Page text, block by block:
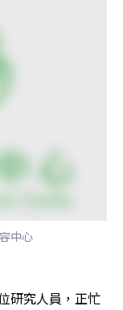
中心
研究人員，正忙